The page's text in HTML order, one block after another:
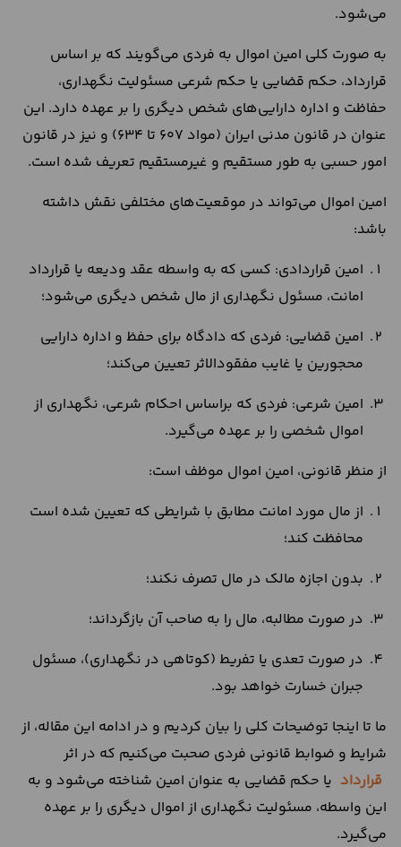
می‌شود.
به صورت کلی امین اموال به فردی می‌گویند که بر اساس
قرارداد، حکم قضایی یا حکم شرعی مسئولیت نگهداری،
حفاظت و اداره دارایی‌های شخص دیگری را بر عهده دارد. این
عنوان در قانون مدنی ایران (مواد ۶۰۷ تا ۶۳۴) و نیز در قانون
امور حسبی به طور مستقیم و غیرمستقیم تعریف شده است.
امین اموال می‌تواند در موقعیت‌های مختلفی نقش داشته
باشد:
امین قراردادی: کسی که به واسطه عقد ودیعه یا قرارداد
امانت، مسئول نگهداری از مال شخص دیگری می‌شود؛
امین قضایی: فردی که دادگاه برای حفظ و اداره دارایی
محجورین یا غایب مفقودالاثر تعیین می‌کند؛
امین شرعی: فردی که براساس احکام شرعی، نگهداری از
اموال شخصی را بر عهده می‌گیرد.
از منظر قانونی، امین اموال موظف است:
از مال مورد امانت مطابق با شرایطی که تعیین‌ شده است
محافظت کند؛
بدون اجازه مالک در مال تصرف نکند؛
در صورت مطالبه، مال را به صاحب آن بازگرداند؛
در صورت تعدی یا تفریط (کوتاهی در نگهداری)، مسئول
جبران خسارت خواهد بود.
ما تا اینجا توضیحات کلی را بیان کردیم و در ادامه این مقاله، از
شرایط و ضوابط قانونی فردی صحبت می‌کنیم که در اثر
قرارداد یا حکم قضایی به عنوان امین شناخته می‌شود و به
این واسطه، مسئولیت نگهداری از اموال دیگری را بر عهده
می‌گیرد.